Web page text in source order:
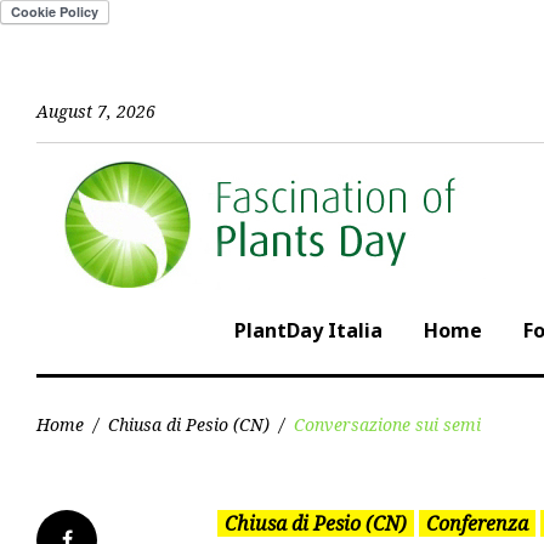
August 7, 2026
PlantDay Italia Home
Home / Chiusa di Pesio (CN) / Conversazione sui semi
Facebook
Chiusa di Pesio (CN) Conferenza